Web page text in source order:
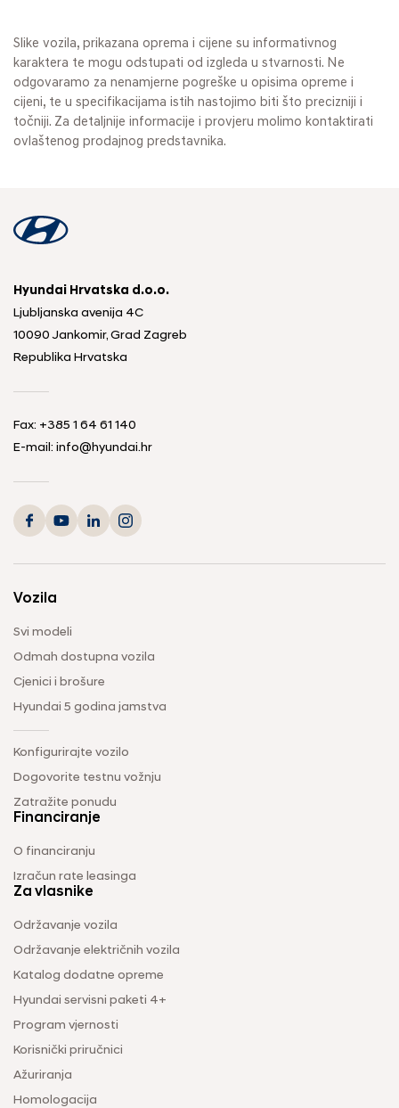
Slike vozila, prikazana oprema i cijene su informativnog
karaktera te mogu odstupati od izgleda u stvarnosti. Ne
odgovaramo za nenamjerne pogreške u opisima opreme i
cijeni, te u specifikacijama istih nastojimo biti što precizniji i
točniji. Za detaljnije informacije i provjeru molimo kontaktirati
ovlaštenog prodajnog predstavnika.
Hyundai Hrvatska d.o.o.
Ljubljanska avenija 4C
10090 Jankomir, Grad Zagreb
Republika Hrvatska
Fax: +385 1 64 61 140
E-mail: info@hyundai.hr
Vozila
Svi modeli
Odmah dostupna vozila
Cjenici i brošure
Hyundai 5 godina jamstva
Konfigurirajte vozilo
Dogovorite testnu vožnju
Zatražite ponudu
Financiranje
O financiranju
Izračun rate leasinga
Za vlasnike
Održavanje vozila
Održavanje električnih vozila
Katalog dodatne opreme
Hyundai servisni paketi 4+
Program vjernosti
Korisnički priručnici
Ažuriranja
Homologacija